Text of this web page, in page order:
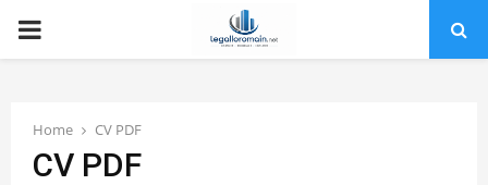
PRIMARY
Home CV PDF
CV PDF